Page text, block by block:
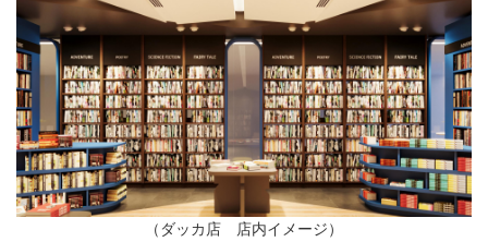
（ダッカ店 店内イメージ）